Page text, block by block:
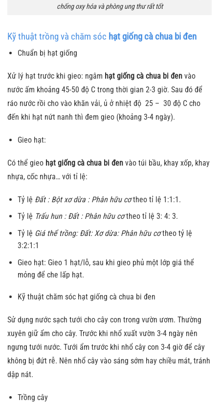
chống oxy hóa và phòng ung thư rất tốt
Kỹ thuật trồng và chăm sóc hạt giống cà chua bi đen
Chuẩn bị hạt giống
Xử lý hạt trước khi gieo: ngâm hạt giống cà chua bi đen vào
nước ấm khoảng 45-50 độ C trong thời gian 2-3 giờ. Sau đó để
ráo nước rồi cho vào khăn vải, ủ ở nhiệt độ 25 – 30 độ C cho
đến khi hạt nứt nanh thì đem gieo (khoảng 3-4 ngày).
Gieo hạt:
Có thể gieo hạt giống cà chua bi đen vào túi bầu, khay xốp, khay
nhựa, cốc nhựa… với tỉ lệ:
Tỷ lệ Đất : Bột xơ dừa : Phân hữu cơtheo tỉ lệ 1:1:1.
Tỷ lệ Trấu hun : Đất : Phân hữu cơtheo tỉ lệ 3: 4: 3.
Tỷ lệ Giá thể trồng: Đất: Xơ dừa: Phân hữu cơtheo tỷ lệ
3:2:1:1
Gieo hạt: Gieo 1 hạt/lỗ, sau khi gieo phủ một lớp giá thể
mỏng để che lấp hạt.
Kỹ thuật chăm sóc hạt giống cà chua bi đen
Sử dụng nước sạch tưới cho cây con trong vườn ươm. Thường
xuyên giữ ẩm cho cây. Trước khi nhổ xuất vườn 3-4 ngày nên
ngưng tưới nước. Tưới ẩm trước khi nhổ cây con 3-4 giờ để cây
không bị đứt rễ. Nên nhổ cây vào sáng sớm hay chiều mát, tránh
dập nát.
Trồng cây